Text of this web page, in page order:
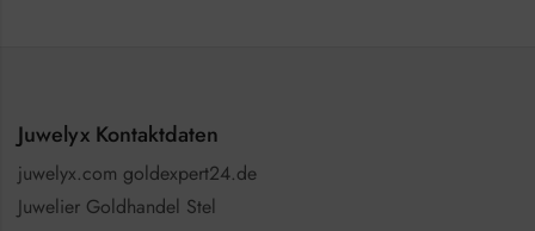
Juwelyx Kontaktdaten
juwelyx.com goldexpert24.de
Juwelier Goldhandel Stel